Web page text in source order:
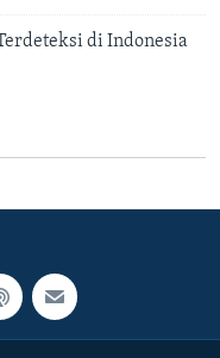
di Indonesia